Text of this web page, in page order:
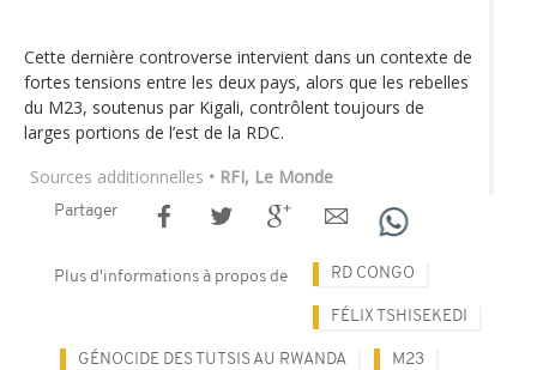
Cette dernière controverse intervient dans un contexte de
fortes tensions entre les deux pays, alors que les rebelles
du M23, soutenus par Kigali, contrôlent toujours de
larges portions de l’est de la RDC.
Sources additionnelles • RFI, Le Monde
Partager
Plus d'informations à propos de RD CONGO
FÉLIX TSHISEKEDI
GÉNOCIDE DES TUTSIS AU RWANDA M23